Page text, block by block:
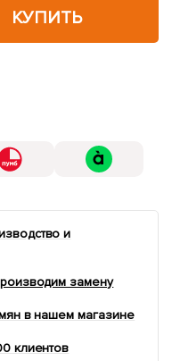
КУПИТЬ
и
замену
в нашем магазине
клиентов